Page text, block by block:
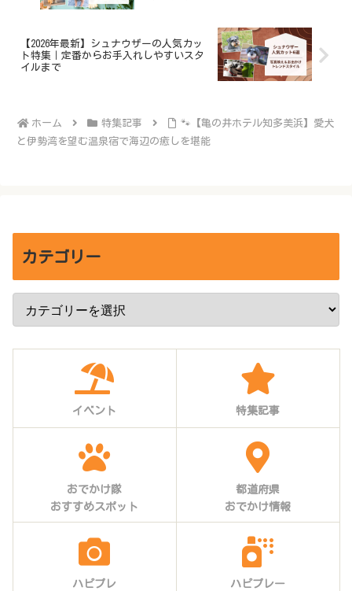
【2026年最新】シュナウザーの人気カッ
ト特集｜定番からお手入れしやすいスタ
イルまで
ホーム 特集記事
🐾【亀の井ホテル知多美浜】愛犬
と伊勢湾を望む温泉宿で海辺の癒しを堪能
カテゴリー
イベント 特集記事
おでかけ隊
おすすめスポット
都道府県
おでかけ情報
ハピプレ
ハピプレー